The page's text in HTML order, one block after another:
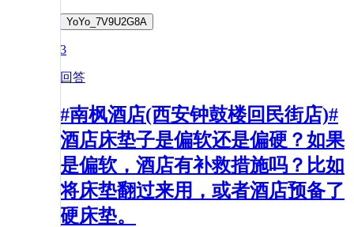
YoYo_7V9U2G8A
3
回答
#南枫酒店(西安钟鼓楼回民街店)#
酒店床垫子是偏软还是偏硬？如果
是偏软，酒店有补救措施吗？比如
将床垫翻过来用，或者酒店预备了
硬床垫。